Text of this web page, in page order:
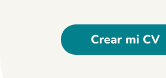
Crear mi CV